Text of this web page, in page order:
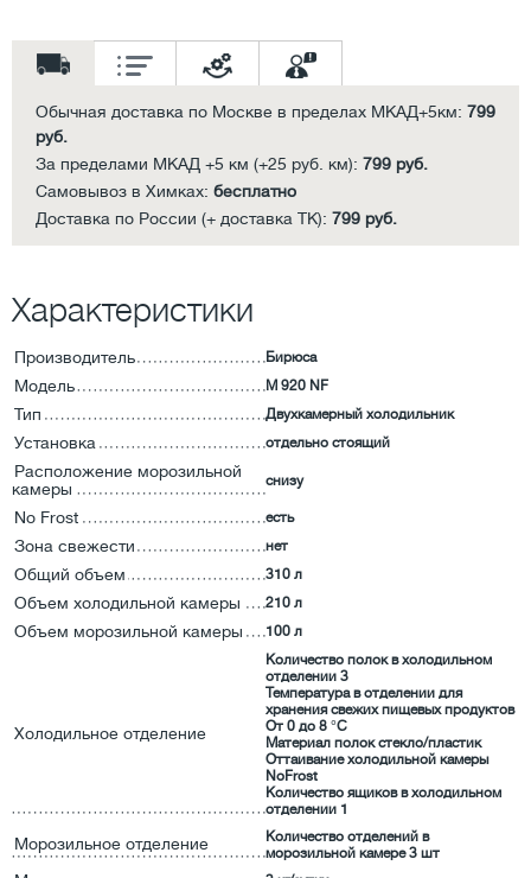
Обычная доставка по Москве в пределах МКАД+5км: 799
руб.
За пределами МКАД +5 км (+25 руб. км): 799 руб.
Самовывоз в Химках: бесплатно
Доставка по России (+ доставка ТК): 799 руб.
Характеристики
Производитель Бирюса
Модель M 920 NF
Тип Двухкамерный холодильник
Установка отдельно стоящий
Расположение морозильной
камеры
снизу
No Frost есть
Зона свежести нет
Общий объем 310 л
Объем холодильной камеры 210 л
Объем морозильной камеры 100 л
Холодильное отделение
Количество полок в холодильном
отделении 3
Температура в отделении для
хранения свежих пищевых продуктов
От 0 до 8 °C
Материал полок стекло/пластик
Оттаивание холодильной камеры
NoFrost
Количество ящиков в холодильном
отделении 1
Морозильное отделение
Количество отделений в
морозильной камере 3 шт